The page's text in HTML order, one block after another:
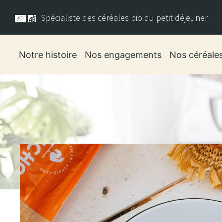
Spécialiste des céréales bio du petit déjeuner
Notre histoire Nos engagements Nos